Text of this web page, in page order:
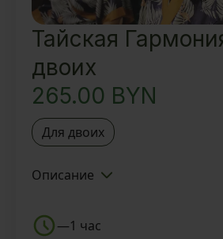
Тайская
двоих
265.00 BYN
Для двоих
Описание
деревней BAUNTY и
—1 час